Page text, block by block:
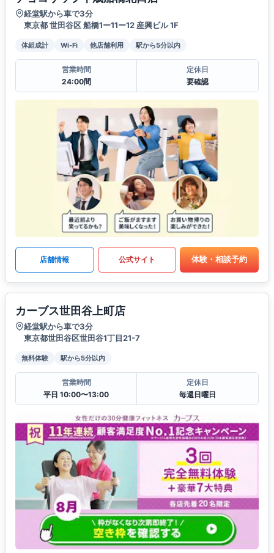
経堂駅から車で3分
東京都 世田谷区 船橋1ー11ー12 産興ビル 1F
体組成計 Wi-Fi 他店舗利用 駅から5分以内
営業時間
24:00間
定休日
要確認
店舗情報 公式サイト 体験・相談予約
カーブス世田谷上町店
経堂駅から車で3分
東京都世田谷区世田谷1丁目21-7
無料体験 駅から5分以内
営業時間
平日 10:00〜13:00
定休日
毎週日曜日